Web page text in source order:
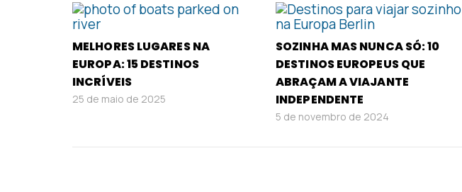
MELHORES LUGARES NA
EUROPA: 15 DESTINOS
INCRÍVEIS
25 de maio de 2025
SOZINHA MAS NUNCA SÓ: 10
DESTINOS EUROPEUS QUE
ABRAÇAM A VIAJANTE
INDEPENDENTE
5 de novembro de 2024